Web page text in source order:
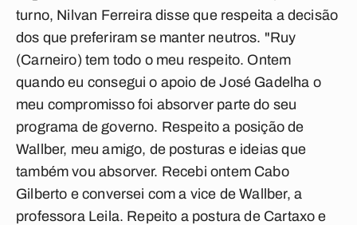
turno, Nilvan Ferreira disse que respeita a decisão
dos que preferiram se manter neutros. "Ruy
(Carneiro) tem todo o meu respeito. Ontem
quando eu consegui o apoio de José Gadelha o
meu compromisso foi absorver parte do seu
programa de governo. Respeito a posição de
Wallber, meu amigo, de posturas e ideias que
também vou absorver. Recebi ontem Cabo
Gilberto e conversei com a vice de Wallber, a
professora Leila. Repeito a postura de Cartaxo e